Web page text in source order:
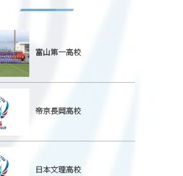
富山第一高校
帝京長岡高校
日本文理高校